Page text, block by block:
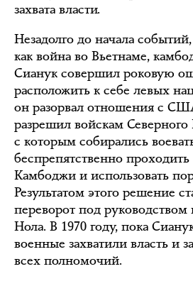
захвата власти.
Незадолго до начала
как война во Вьетнаме,
Сианук совершил роковую
расположить к себе левых
он разорвал отношения с
разрешил войскам Северного
с которым собирались
беспрепятственно
Камбоджи и использовать
Результатом этого решение
переворот под руководством
Нола. В 1970 году, пока
военные захватили власть и
всех полномочий.